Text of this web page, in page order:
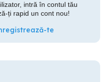
intră în contul tău
ți rapid un cont nou!
te